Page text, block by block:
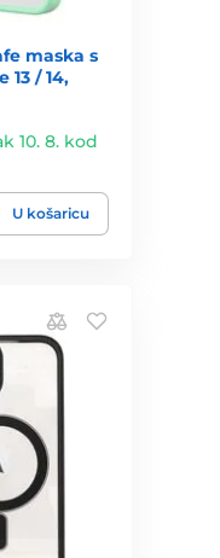
maska s
13 / 14,
10. 8. kod
U košaricu